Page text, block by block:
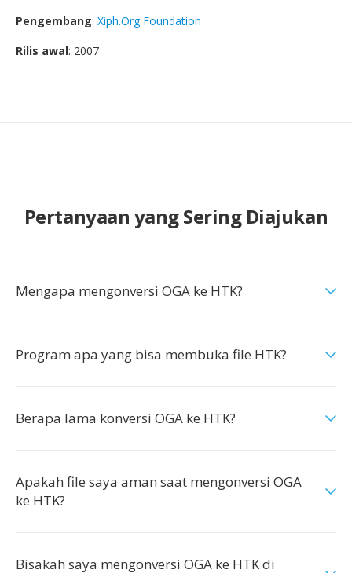
Pengembang: Xiph.Org Foundation
Rilis awal: 2007
Pertanyaan yang Sering Diajukan
Mengapa mengonversi OGA ke HTK?
Program apa yang bisa membuka file HTK?
Berapa lama konversi OGA ke HTK?
Apakah file saya aman saat mengonversi OGA
ke HTK?
Bisakah saya mengonversi OGA ke HTK di